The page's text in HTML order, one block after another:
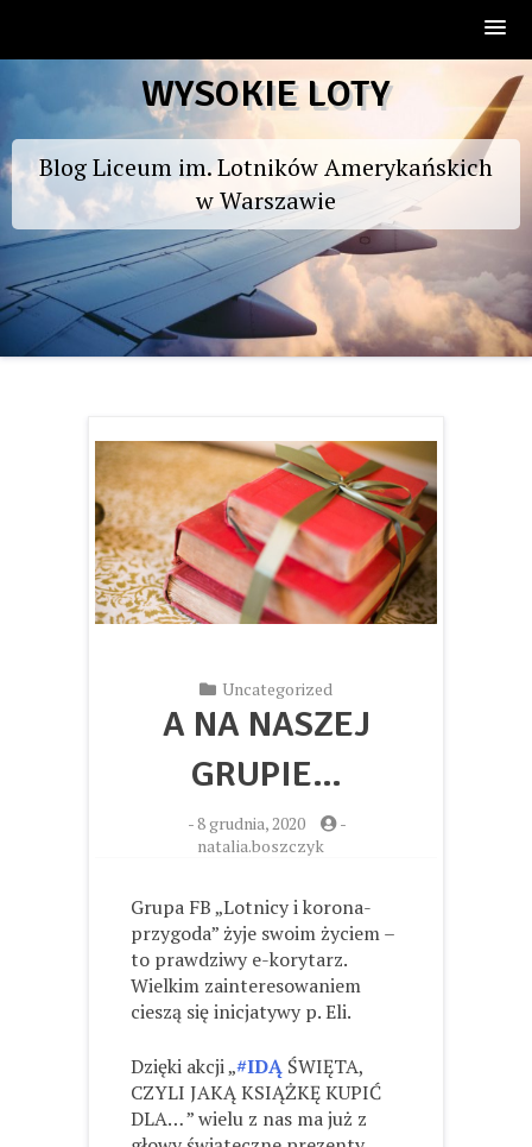
to
WYSOKIE LOTY
Blog Liceum im. Lotników Amerykańskich
w Warszawie
Uncategorized
A NA NASZEJ
GRUPIE…
-8 grudnia, 2020
-
natalia.boszczyk
Grupa FB „Lotnicy i korona-
przygoda” żyje swoim życiem –
to prawdziwy e-korytarz.
Wielkim zainteresowaniem
cieszą się inicjatywy p. Eli.
Dzięki akcji „#IDĄ ŚWIĘTA,
CZYLI JAKĄ KSIĄŻKĘ KUPIĆ
DLA… ” wielu z nas ma już z